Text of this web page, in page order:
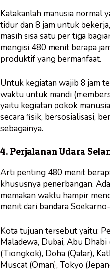
Katakanlah manusia normal
tidur dan 8 jam untuk
masih sisa satu per tiga
mengisi 480 menit berapa
produktif yang bermanfaat.
Untuk kegiatan wajib 8 jam
waktu untuk mandi
yaitu kegiatan pokok
secara fisik, bersosialisasi,
sebagainya.
4. Perjalanan Udara
Arti penting 480 menit
khususnya penerbangan.
memakan waktu hampir
menit dari bandara
Kota tujuan tersebut yaitu:
Maladewa, Dubai, Abu
(Tiongkok), Doha (Qatar),
Muscat (Oman), Tokyo